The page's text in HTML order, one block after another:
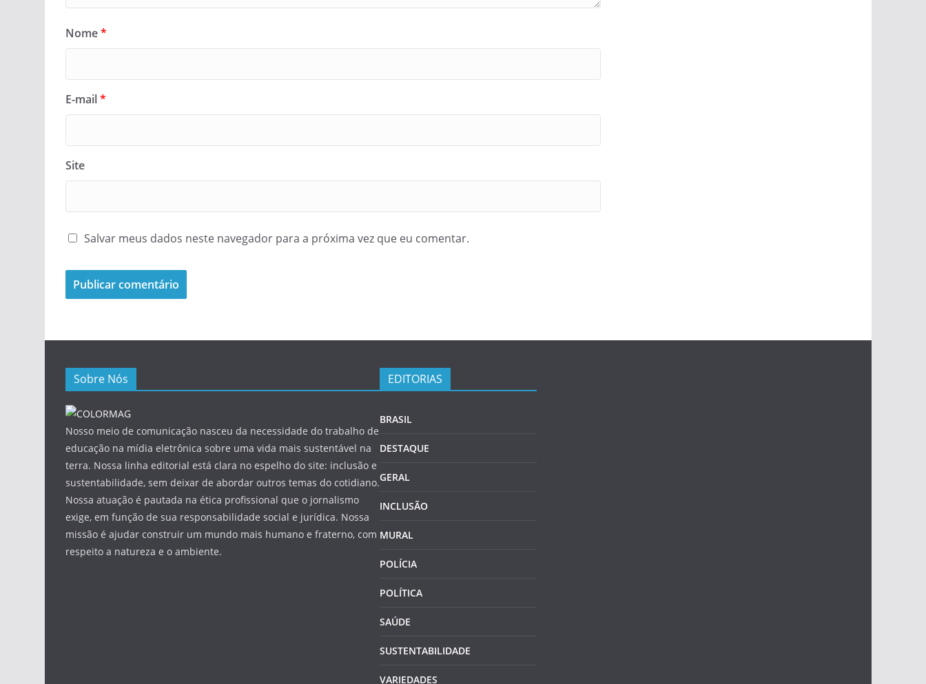
Nome*
E-mail*
Site
Salvar meus dados neste navegador para a próxima vez que eu comentar.
Sobre Nós
Nosso meio de comunicação nasceu da necessidade do trabalho de
educação na mídia eletrônica sobre uma vida mais sustentável na
terra. Nossa linha editorial está clara no espelho do site: inclusão e
sustentabilidade, sem deixar de abordar outros temas do cotidiano.
Nossa atuação é pautada na ética profissional que o jornalismo
exige, em função de sua responsabilidade social e jurídica. Nossa
missão é ajudar construir um mundo mais humano e fraterno, com
respeito a natureza e o ambiente.
EDITORIAS
BRASIL
DESTAQUE
GERAL
INCLUSÃO
MURAL
POLÍCIA
POLÍTICA
SAÚDE
SUSTENTABILIDADE
VARIEDADES